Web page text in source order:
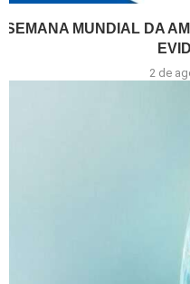
SEMANA MUNDIAL DA
2 de